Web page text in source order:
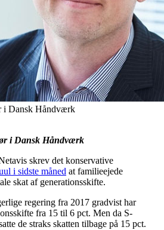
i Dansk Håndværk
i Dansk Håndværk
skrev det konservative
i sidste måned at familieejede
skat af generationsskifte.
regering fra 2017 gradvist har
fra 15 til 6 pct. Men da S-
de straks skatten tilbage på 15 pct.